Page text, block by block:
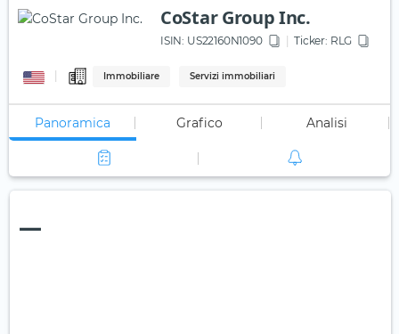
CoStar Group Inc.
ISIN: US22160N1090 Ticker: RLG
Immobiliare Servizi immobiliari
Panoramica Grafico Analisi
—